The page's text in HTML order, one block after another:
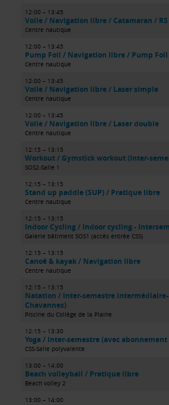
12:00 – 13:45
Voile / Navigation libre / Catamaran / RS
Centre nautique
12:00 – 13:45
Pump Foil / Navigation libre / Pump Foil
Centre nautique
12:00 – 13:45
Voile / Navigation libre / Laser simple
Centre nautique
12:00 – 13:45
Voile / Navigation libre / Laser double
Centre nautique
12:15 – 13:15
Workout / Gymstick workout (Inter-
SOS2-Salle 1
12:15 – 13:15
Stand up paddle (SUP) / Pratique libre
Centre nautique
12:15 – 13:15
Indoor Cycling / Indoor cycling -
Galerie bâtiment SOS1 (accès entrée CSS)
12:15 – 13:15
Canoë & kayak / Navigation libre
Centre nautique
12:15 – 13:15
Natation / Inter-semestre intermédiaire-
Chavannes)
Piscine du Collège de la Plaine
12:15 – 13:30
Yoga / Inter-semestre (avec
CSS-Salle polyvalente
13:00 – 14:00
Beach volleyball / Pratique libre
Beach volley 2
13:00 – 14:00